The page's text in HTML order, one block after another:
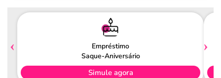
Empréstimo
Saque-Aniversário
Simule agora